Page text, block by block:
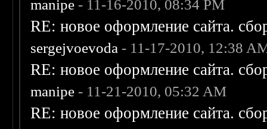
manipe - 11-16-2010, 08:34 PM
RE: новое оформление сайта.
sergejvoevoda - 11-17-2010, 12:38
RE: новое оформление сайта.
manipe - 11-21-2010, 05:32 AM
RE: новое оформление сайта.